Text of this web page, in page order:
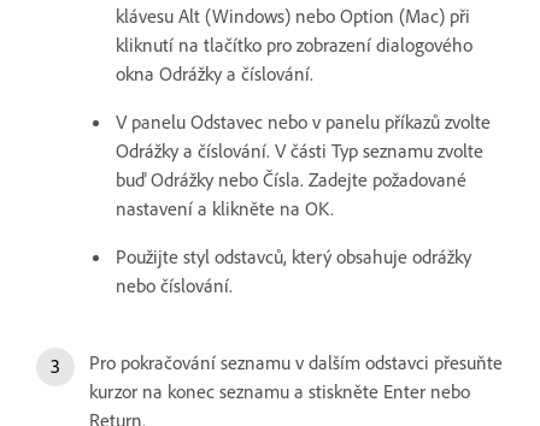
klávesu Alt (Windows) nebo Option (Mac) při
kliknutí na tlačítko pro zobrazení dialogového
okna Odrážky a číslování.
V panelu Odstavec nebo v panelu příkazů zvolte
Odrážky a číslování. V části Typ seznamu zvolte
buď Odrážky nebo Čísla. Zadejte požadované
nastavení a klikněte na OK.
Použijte styl odstavců, který obsahuje odrážky
nebo číslování.
Pro pokračování seznamu v dalším odstavci přesuňte
kurzor na konec seznamu a stiskněte Enter nebo
Return.